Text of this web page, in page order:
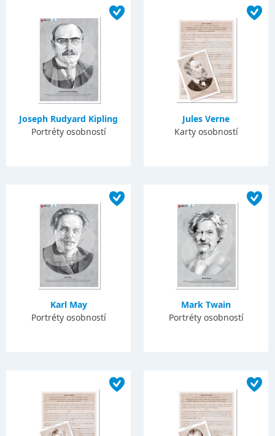
Joseph Rudyard Kipling
Portréty osobností
Jules Verne
Karty osobností
Karl May
Portréty osobností
Mark Twain
Portréty osobností